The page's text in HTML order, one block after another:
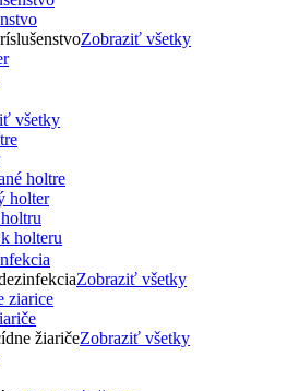
Zobraziť všetky
všetky
holter
holteru
Zobraziť všetky
žiaričeZobraziť všetky